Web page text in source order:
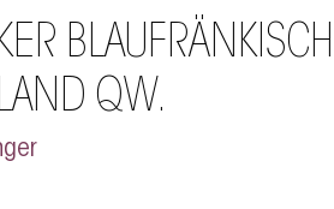
BLAUFRÄNKISCH
QW.